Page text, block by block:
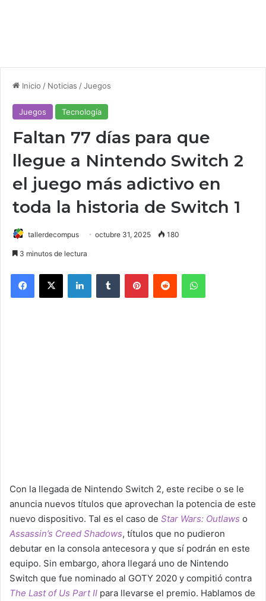
Inicio / Noticias /Juegos
Juegos Tecnología
Faltan 77 días para que
llegue a Nintendo Switch 2
el juego más adictivo en
toda la historia de Switch 1
tallerdecompus octubre 31, 2025 180
3 minutos de lectura
Con la llegada de Nintendo Switch 2, este recibe o se le
anuncia nuevos títulos que aprovechan la potencia de este
nuevo dispositivo. Tal es el caso de Star Wars: Outlaws o
Assassin’s Creed Shadows, títulos que no pudieron
debutar en la consola antecesora y que sí podrán en este
equipo. Sin embargo, ahora llegará uno de Nintendo
Switch que fue nominado al GOTY 2020 y compitió contra
The Last of Us Part II para llevarse el premio. Hablamos de